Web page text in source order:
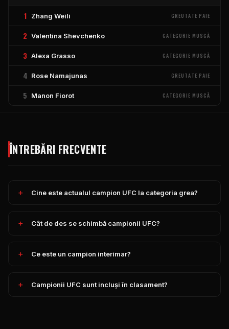
1 Zhang Weili GREUTATE PAIE
2 Valentina Shevchenko CATEGORIE MUSCĂ
3 Alexa Grasso CATEGORIE MUSCĂ
4 Rose Namajunas GREUTATE PAIE
5 Manon Fiorot CATEGORIE MUSCĂ
ÎNTREBĂRI FRECVENTE
Cine este actualul campion UFC la categoria grea?
Cât de des se schimbă campionii UFC?
Ce este un campion interimar?
Campionii UFC sunt incluși în clasament?